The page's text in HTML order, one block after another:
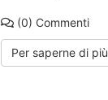
(0) Commenti
Per saperne di più